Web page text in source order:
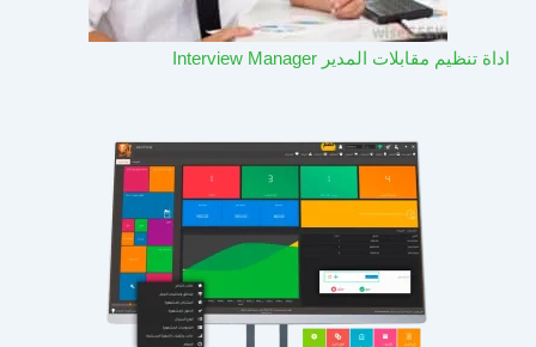
اداة تنظيم مقابلات المدير Interview Manager